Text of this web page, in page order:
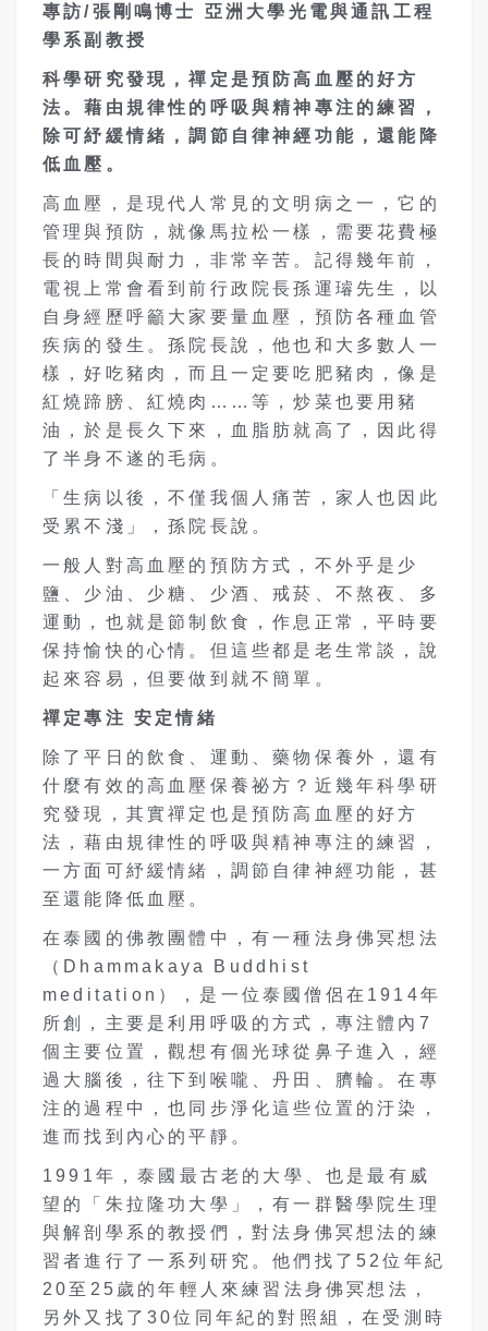
專訪/張剛鳴博士
亞洲大學光電與通訊工程
學系副教授
科學研究發現，禪定是預防高血壓的好方
法。藉 由 規律性的呼吸與精神 專注 的練習，
除可紓 緩情緒，調節自律神經功能，還能降
低血壓。
高血壓，是現代人常見的文明病之一，它的
管理與預防，就像馬拉松一樣，需要花費極
長的時間與耐力，非常辛苦。記得幾年前，
電視上常會看到前行政院長孫運璿先生，以
自身經歷呼籲大家要量血壓，預防各種血管
疾病的發生。孫院長說，他也和大多數人一
樣，好吃豬肉，而且一定要吃肥豬肉，像是
紅燒蹄膀、紅燒肉……等，炒菜也要用豬
油，於是長久下來，血脂肪就高了，因此得
了半身不遂的毛病。
「生病以後，不僅我個人痛苦，家人也因此
受累不淺」，孫院長說。
一般人對高血壓的預防方式，不外乎是少
鹽、少油、少糖、少酒、戒菸、不熬夜、多
運動，也就是節制飲食，作息正常，平時要
保持愉快的心情。但這些都是老生常談，說
起來容易，但要做到就不簡單。
禪定專注 安定情緒
除了平日的飲食、運動、藥物保養外，還有
什麼有效的高血壓保養祕方？近幾年科學研
究發現，其實禪定也是預防高血壓的好方
法，藉由規律性的呼吸與精神專注的練習，
一方面可紓緩情緒，調節自律神經功能，甚
至還能降低血壓。
在泰國的佛教團體中，有一種法身佛冥想法
（Dhammakaya Buddhist
meditation），是一位泰國僧侶在1914年
所創，主要是利用呼吸的方式，專注體內7
個主要位置，觀想有個光球從鼻子進入，經
過大腦後，往下到喉嚨、丹田、臍輪。在專
注的過程中，也同步淨化這些位置的汙染，
進而找到內心的平靜。
1991年，泰國最古老的大學、也是最有威
望的「朱拉隆功大學」，有一群醫學院生理
與解剖學系的教授們，對法身佛冥想法的練
習者進行了一系列研究。他們找了52位年紀
20至25歲的年輕人來練習法身佛冥想法，
另外又找了30位同年紀的對照組，在受測時